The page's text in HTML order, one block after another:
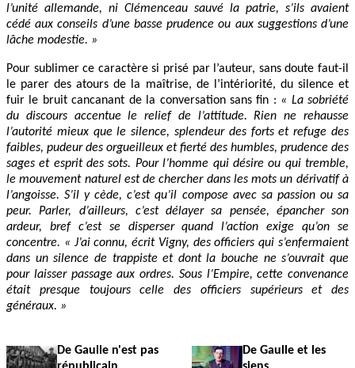
l’unité allemande, ni Clémenceau sauvé la patrie, s’ils avaient
cédé aux conseils d’une basse prudence ou aux suggestions d’une
lâche modestie. »
Pour sublimer ce caractère si prisé par l’auteur, sans doute faut-il
le parer des atours de la maîtrise, de l’intériorité, du silence et
fuir le bruit cancanant de la conversation sans fin : « La sobriété
du discours accentue le relief de l’attitude. Rien ne rehausse
l’autorité mieux que le silence, splendeur des forts et refuge des
faibles, pudeur des orgueilleux et fierté des humbles, prudence des
sages et esprit des sots. Pour l’homme qui désire ou qui tremble,
le mouvement naturel est de chercher dans les mots un dérivatif à
l’angoisse. S’il y cède, c’est qu’il compose avec sa passion ou sa
peur. Parler, d’ailleurs, c’est délayer sa pensée, épancher son
ardeur, bref c’est se disperser quand l’action exige qu’on se
concentre. « J’ai connu, écrit Vigny, des officiers qui s’enfermaient
dans un silence de trappiste et dont la bouche ne s’ouvrait que
pour laisser passage aux ordres. Sous l’Empire, cette convenance
était presque toujours celle des officiers supérieurs et des
généraux. »
De Gaulle n'est pas
De Gaulle et les